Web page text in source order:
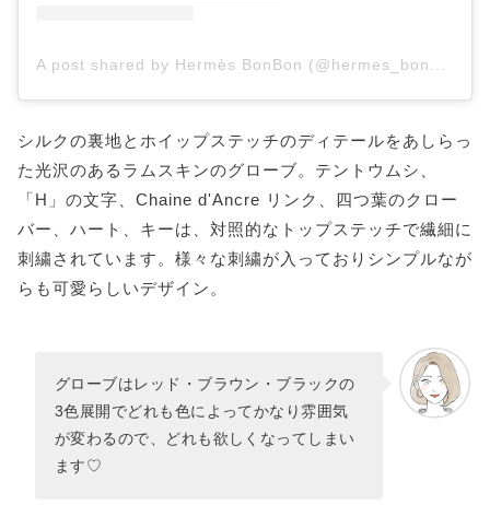
シルクの裏地とホイップステッチのディテールをあしらっ
た光沢のあるラムスキンのグローブ。テントウムシ、
「H」の文字、Chaine d'Ancre リンク、四つ葉のクロー
バー、ハート、キーは、対照的なトップステッチで繊細に
刺繍されています。様々な刺繍が入っておりシンプルなが
らも可愛らしいデザイン。
グローブはレッド・ブラウン・ブラックの
3色展開でどれも色によってかなり雰囲気
が変わるので、どれも欲しくなってしまい
ます♡